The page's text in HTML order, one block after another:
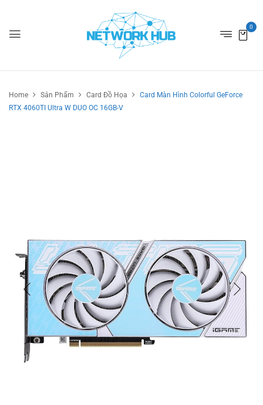
0
Home Sản Phẩm Card Đồ Họa
Card Màn Hình Colorful GeForce
RTX 4060TI Ultra W DUO OC 16GB-V